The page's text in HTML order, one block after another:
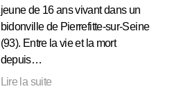
jeune de 16 ans vivant dans un
bidonville de Pierrefitte-sur-Seine
(93). Entre la vie et la mort
depuis…
Lire la suite